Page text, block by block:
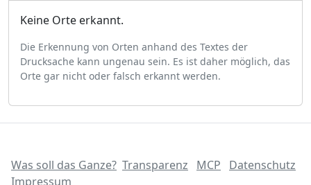
Keine Orte erkannt.
Die Erkennung von Orten anhand des Textes der
Drucksache kann ungenau sein. Es ist daher möglich, das
Orte gar nicht oder falsch erkannt werden.
Was soll das Ganze? Transparenz MCP
Datenschutz
Impressum